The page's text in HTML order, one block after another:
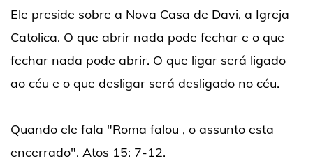
Ele preside sobre a Nova Casa de Davi, a Igreja
Catolica. O que abrir nada pode fechar e o que
fechar nada pode abrir. O que ligar será ligado
ao céu e o que desligar será desligado no céu.
Quando ele fala "Roma falou , o assunto esta
encerrado". Atos 15: 7-12.